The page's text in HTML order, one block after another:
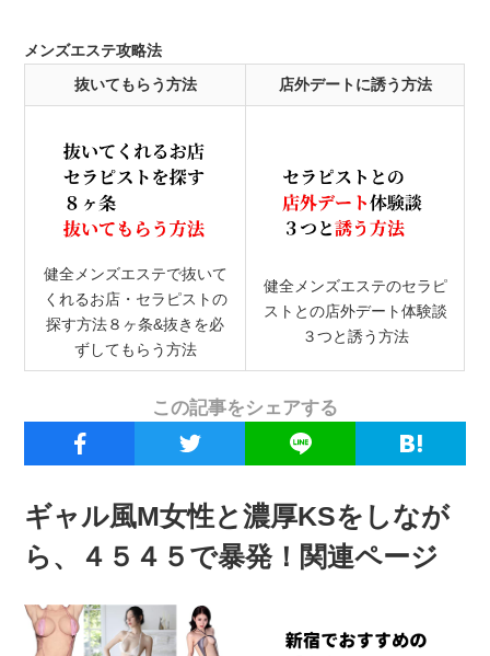
メンズエステ攻略法
抜いてもらう方法
店外デートに誘う方法
健全メンズエステで抜いて
くれるお店・セラピストの
探す方法８ヶ条&抜きを必
ずしてもらう方法
健全メンズエステのセラピ
ストとの店外デート体験談
３つと誘う方法
この記事をシェアする
ギャル風M女性と濃厚KSをしなが
ら、４５４５で暴発！関連ページ